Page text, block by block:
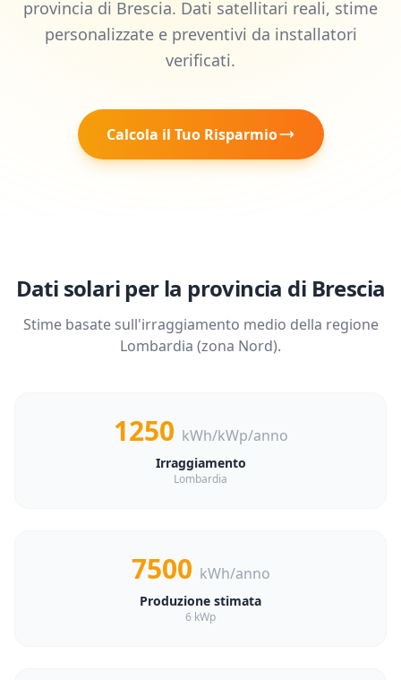
provincia di Brescia. Dati satellitari reali, stime
personalizzate e preventivi da installatori
verificati.
Calcola il Tuo Risparmio
Dati solari per la provincia di Brescia
Stime basate sull'irraggiamento medio della regione
Lombardia (zona Nord).
1250 kWh/kWp/anno
Irraggiamento
Lombardia
7500 kWh/anno
Produzione stimata
6 kWp